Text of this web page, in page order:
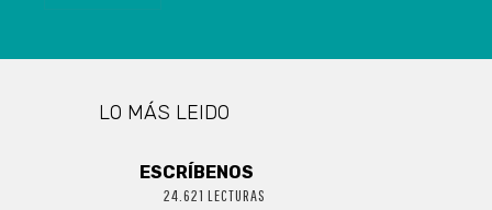
LO MÁS LEIDO
ESCRÍBENOS
24.621 LECTURAS